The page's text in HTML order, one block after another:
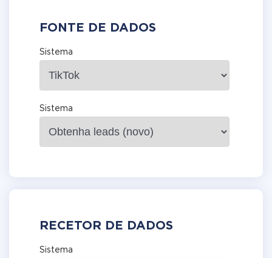
FONTE DE DADOS
Sistema
Sistema
RECETOR DE DADOS
Sistema